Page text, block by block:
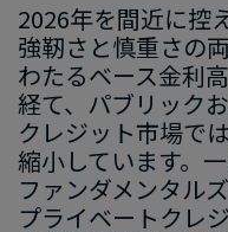
2026年を​間近に​控
強靭さと​慎重さの​
わたる​ベース金利
経て、​パブリック​
クレジット市場で
縮小しています。​一
ファンダメンタル
プライベートクレ